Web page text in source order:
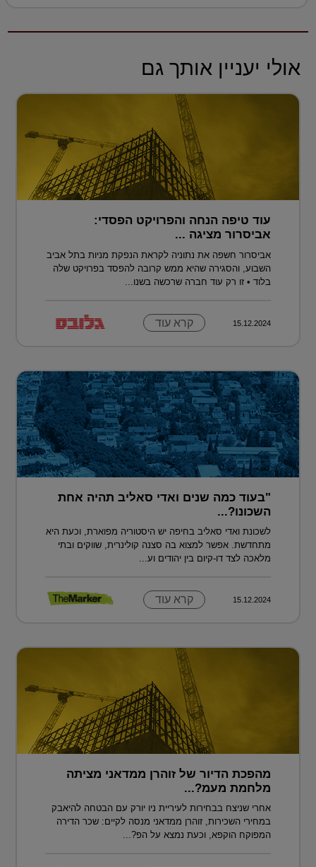
אולי יעניין אותך גם
עוד טיפה הנחה והפרויקט הפסדי:
אביסרור מציגה ...
אביסרור חשפה את נתוניה לקראת הנפקת מניות בתל אביב
השבוע, והסגירה שהיא ממש קרובה להפסד בפרויקט שלה
בלוד • זו רק עוד חברה שרכשה בשנו...
15.12.2024 קרא עוד
"בעוד כמה שנים ואדי סאליב תהיה אחת
השכונו?...
לשכונת ואדי סאליב בחיפה יש היסטוריה מפוארת, וכעת היא
מתחדשת. אפשר למצוא בה סצנה קולינרית, שווקים ובתי
מלאכה לצד דו-קיום בין יהודים וע...
15.12.2024 קרא עוד
מהפכת הדיור של זוהרן ממדאני מציתה
מלחמת מעמ?...
אחרי שניצח בבחירות לעיריית ניו יורק עם הבטחה להיאבק
במחירי השכירות, זוהרן ממדאני מנסה לקיים: שכר הדירה
המפוקח הוקפא, וכעת נמצא על הפ?...